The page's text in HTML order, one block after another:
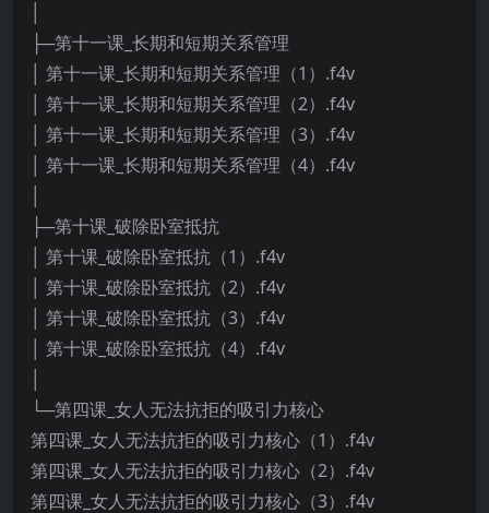
├─第十一课_长期和短期关系管理
│ 第十一课_长期和短期关系管理（1）.f4v
│ 第十一课_长期和短期关系管理（2）.f4v
│ 第十一课_长期和短期关系管理（3）.f4v
│ 第十一课_长期和短期关系管理（4）.f4v
├─第十课_破除卧室抵抗
│ 第十课_破除卧室抵抗（1）.f4v
│ 第十课_破除卧室抵抗（2）.f4v
│ 第十课_破除卧室抵抗（3）.f4v
│ 第十课_破除卧室抵抗（4）.f4v
└─第四课_女人无法抗拒的吸引力核心
第四课_女人无法抗拒的吸引力核心（1）.f4v
第四课_女人无法抗拒的吸引力核心（2）.f4v
第四课_女人无法抗拒的吸引力核心（3）.f4v